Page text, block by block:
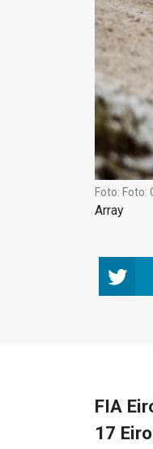
Foto: Foto:
Array
FIA
17